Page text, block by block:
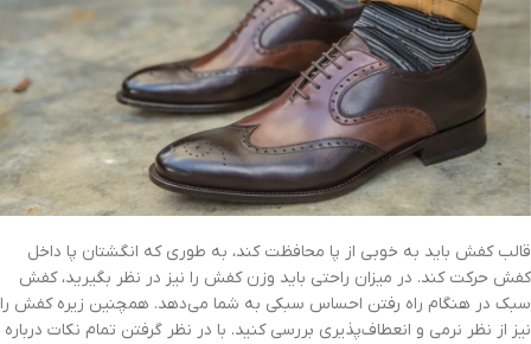
قالب کفش باید به خوبی از پا محافظت کند، به طوری که انگشتان پا داخل
کفش حرکت کند. در میزان راحتی باید وزن کفش را نیز در نظر بگیرید، کفش
سبک در هنگام راه رفتن احساس سبکی به شما می‌دهد. همچنین زیره کفش را
نیز از نظر نرمی و انعطاف‌پذیری بررسی کنید. با در نظر گرفتن تمام نکات درباره